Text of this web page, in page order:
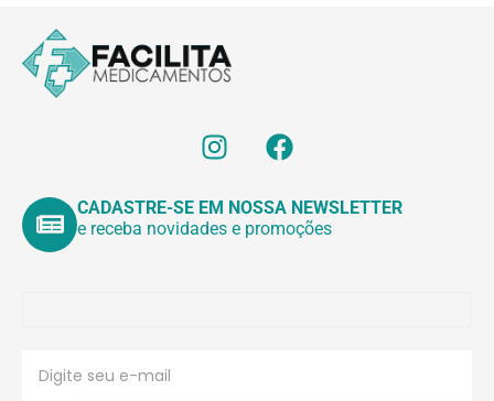
CADASTRE-SE EM NOSSA NEWSLETTER
e receba novidades e promoções